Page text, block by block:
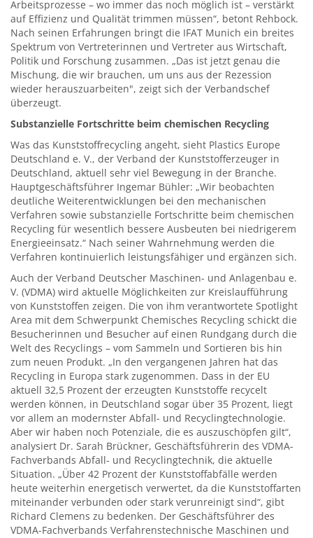
Arbeitsprozesse – wo immer das noch möglich ist – verstärkt
auf Effizienz und Qualität trimmen müssen“, betont Rehbock.
Nach seinen Erfahrungen bringt die IFAT Munich ein breites
Spektrum von Vertreterinnen und Vertreter aus Wirtschaft,
Politik und Forschung zusammen. „Das ist jetzt genau die
Mischung, die wir brauchen, um uns aus der Rezession
wieder herauszuarbeiten", zeigt sich der Verbandschef
überzeugt.
Substanzielle Fortschritte beim chemischen Recycling
Was das Kunststoffrecycling angeht, sieht Plastics Europe
Deutschland e. V., der Verband der Kunststofferzeuger in
Deutschland, aktuell sehr viel Bewegung in der Branche.
Hauptgeschäftsführer Ingemar Bühler: „Wir beobachten
deutliche Weiterentwicklungen bei den mechanischen
Verfahren sowie substanzielle Fortschritte beim chemischen
Recycling für wesentlich bessere Ausbeuten bei niedrigerem
Energieeinsatz.“ Nach seiner Wahrnehmung werden die
Verfahren kontinuierlich leistungsfähiger und ergänzen sich.
Auch der Verband Deutscher Maschinen- und Anlagenbau e.
V. (VDMA) wird aktuelle Möglichkeiten zur Kreislaufführung
von Kunststoffen zeigen. Die von ihm verantwortete Spotlight
Area mit dem Schwerpunkt Chemisches Recycling schickt die
Besucherinnen und Besucher auf einen Rundgang durch die
Welt des Recyclings – vom Sammeln und Sortieren bis hin
zum neuen Produkt. „In den vergangenen Jahren hat das
Recycling in Europa stark zugenommen. Dass in der EU
aktuell 32,5 Prozent der erzeugten Kunststoffe recycelt
werden können, in Deutschland sogar über 35 Prozent, liegt
vor allem an modernster Abfall- und Recyclingtechnologie.
Aber wir haben noch Potenziale, die es auszuschöpfen gilt“,
analysiert Dr. Sarah Brückner, Geschäftsführerin des VDMA-
Fachverbands Abfall- und Recyclingtechnik, die aktuelle
Situation. „Über 42 Prozent der Kunststoffabfälle werden
heute weiterhin energetisch verwertet, da die Kunststoffarten
miteinander verbunden oder stark verunreinigt sind“, gibt
Richard Clemens zu bedenken. Der Geschäftsführer des
VDMA-Fachverbands Verfahrenstechnische Maschinen und